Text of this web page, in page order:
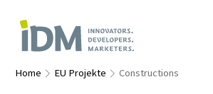
Home EU Projekte Constructions